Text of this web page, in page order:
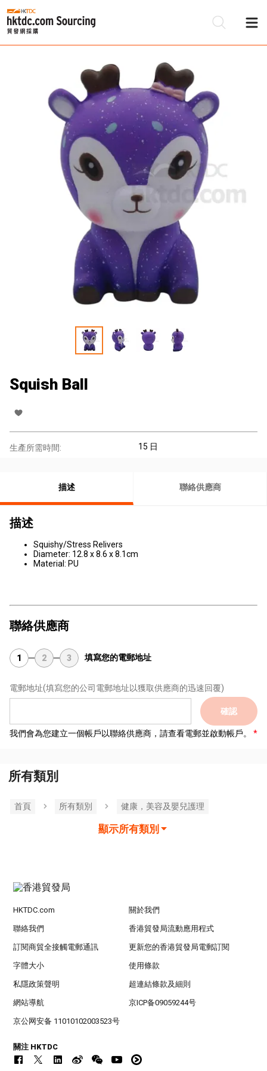
Squish Ball
生產所需時間: 15 日
描述 聯絡供應商
描述
Squishy/Stress Relivers
Diameter: 12.8 x 8.6 x 8.1cm
Material: PU
聯絡供應商
1 2 3 填寫您的電郵地址
電郵地址(填寫您的公司電郵地址以獲取供應商的迅速回覆)
確認
我們會為您建立一個帳戶以聯絡供應商，請查看電郵並啟動帳戶。
所有類別
首頁 所有類別 健康，美容及嬰兒護理
顯示所有類別
HKTDC.com 關於我們
聯絡我們 香港貿發局流動應用程式
訂閱商貿全接觸電郵通訊 更新您的香港貿發局電郵訂閱
字體大小 使用條款
私隱政策聲明 超連結條款及細則
網站導航 京ICP备09059244号
京公网安备 11010102003523号
關注 HKTDC